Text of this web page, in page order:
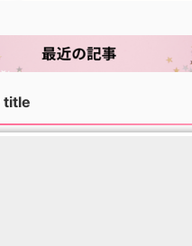
title